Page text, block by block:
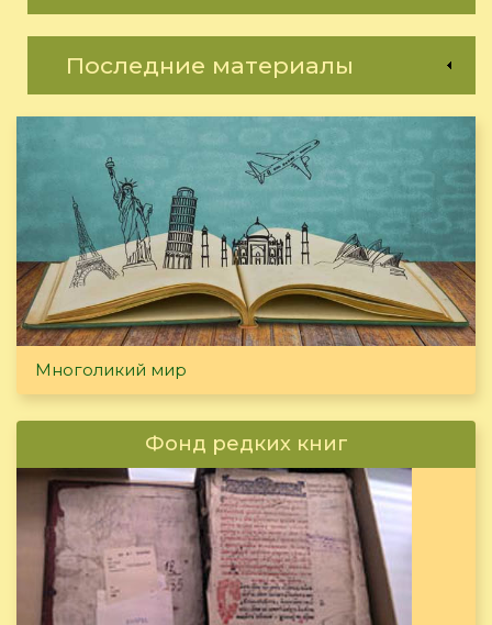
Последние материалы
Многоликий мир
Фонд редких книг